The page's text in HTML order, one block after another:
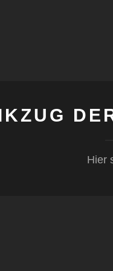
Hier